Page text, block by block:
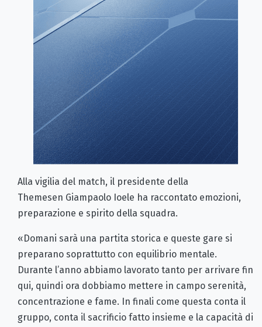
Alla vigilia del match, il presidente della
Themesen Giampaolo Ioele ha raccontato emozioni,
preparazione e spirito della squadra.
«Domani sarà una partita storica e queste gare si
preparano soprattutto con equilibrio mentale.
Durante l’anno abbiamo lavorato tanto per arrivare fin
qui, quindi ora dobbiamo mettere in campo serenità,
concentrazione e fame. In finali come questa conta il
gruppo, conta il sacrificio fatto insieme e la capacità di